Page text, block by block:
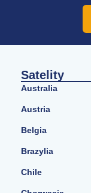
Satelity
Australia
Austria
Belgia
Brazylia
Chile